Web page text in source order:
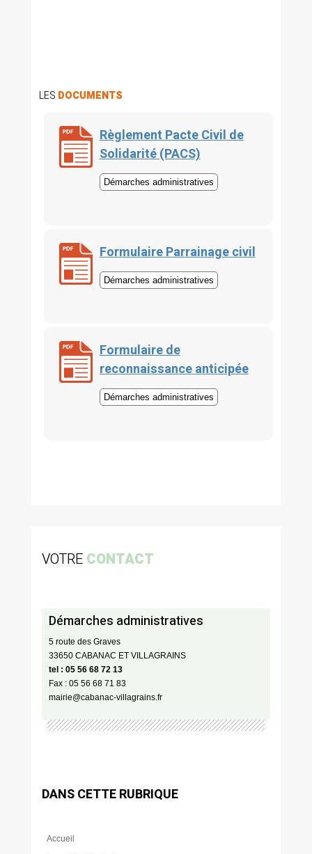
LES DOCUMENTS
Règlement Pacte Civil de
Solidarité (PACS)
Démarches administratives
Formulaire Parrainage civil
Démarches administratives
Formulaire de
reconnaissance anticipée
Démarches administratives
VOTRE CONTACT
Démarches administratives
5 route des Graves
33650 CABANAC ET VILLAGRAINS
tel : 05 56 68 72 13
Fax : 05 56 68 71 83
mairie@cabanac-villagrains.fr
DANS CETTE RUBRIQUE
Accueil